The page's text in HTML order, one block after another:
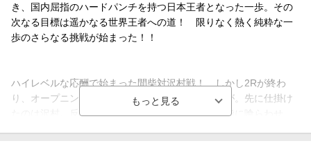
き、国内屈指のハードパンチを持つ日本王者となった一歩。その
次なる目標は遥かなる世界王者への道！ 限りなく熱く純粋な一
歩のさらなる挑戦が始まった！！
ハイレベルな応酬で始まった間柴対沢村戦！ しかし2Rが終わ
り、オープニングヒットが無い二人に不穏な空気が。先に仕掛け
たのは沢村。反則の裏拳（バックナックル）を間柴に喰らわせ、